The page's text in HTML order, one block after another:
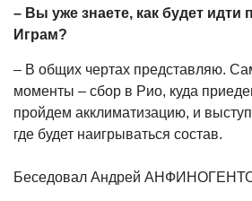
– Вы уже знаете, как будет идти
Играм?
– В общих чертах представляю.
моменты – сбор в Рио, куда
пройдем акклиматизацию, и
где будет наигрываться состав.
Беседовал Андрей